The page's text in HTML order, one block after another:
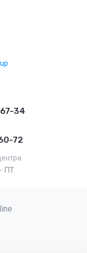
34
72
ПТ